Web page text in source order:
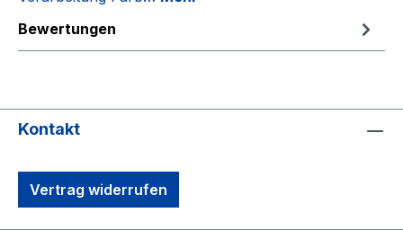
Bewertungen
Kontakt
Vertrag widerrufen